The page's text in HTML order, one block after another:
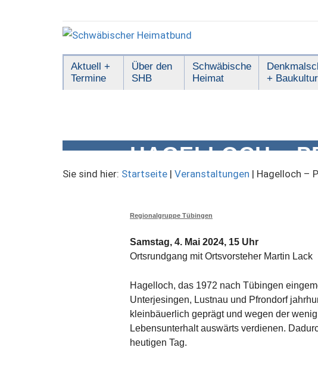
Schwäbischer
Heimatbund
Aktuell +
Termine
Über den
SHB
Schwäbische
Heimat
+ Baukultur
HAGELLOCH –
Sie sind hier: Startseite| Veranstaltungen | Hagelloch –
Regionalgruppe Tübingen
Samstag, 4. Mai 2024, 15 Uhr
Ortsrundgang mit Ortsvorsteher Martin Lack
Hagelloch, das 1972 nach Tübingen
Unterjesingen, Lustnau und Pfrondorf
kleinbäuerlich geprägt und wegen der
Lebensunterhalt auswärts verdienen.
heutigen Tag.